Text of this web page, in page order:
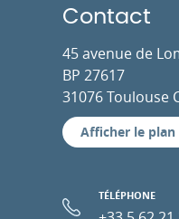
Contact
45 avenue de
BP 27617
31076 Toulouse
Afficher le plan
TÉLÉPHONE